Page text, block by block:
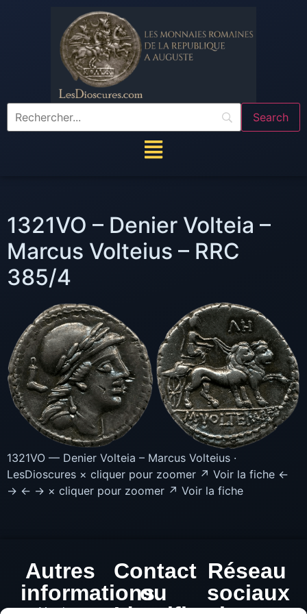
1321VO – Denier Volteia –
Marcus Volteius – RRC
385/4
1321VO — Denier Volteia – Marcus Volteius ·
LesDioscures × cliquer pour zoomer ↗ Voir la fiche ←
→ ← → × cliquer pour zoomer ↗ Voir la fiche
Autres
informations
Mentions
Contact
ou
Réseau
sociaux